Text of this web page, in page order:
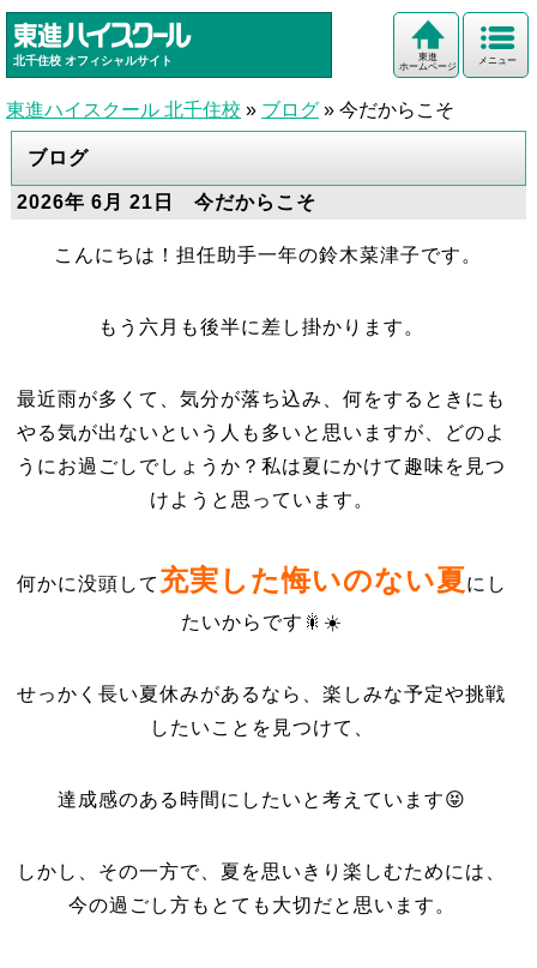
北千住校 オフィシャルサイト メニュー
東進
ホームページ
東進ハイスクール 北千住校 » ブログ » 今だからこそ
ブログ
2026年 6月 21日 今だからこそ
こんにちは！担任助手一年の鈴木菜津子です。
もう六月も後半に差し掛かります。
最近雨が多くて、気分が落ち込み、何をするときにも
やる気が出ないという人も多いと思いますが、どのよ
うにお過ごしでしょうか？私は夏にかけて趣味を見つ
けようと思っています。
何かに没頭して 充実した悔いのない夏にし
たいからです🎇☀️
せっかく長い夏休みがあるなら、楽しみな予定や挑戦
したいことを見つけて、
達成感のある時間にしたいと考えています😝
しかし、その一方で、夏を思いきり楽しむためには、
今の過ごし方もとても大切だと思います。